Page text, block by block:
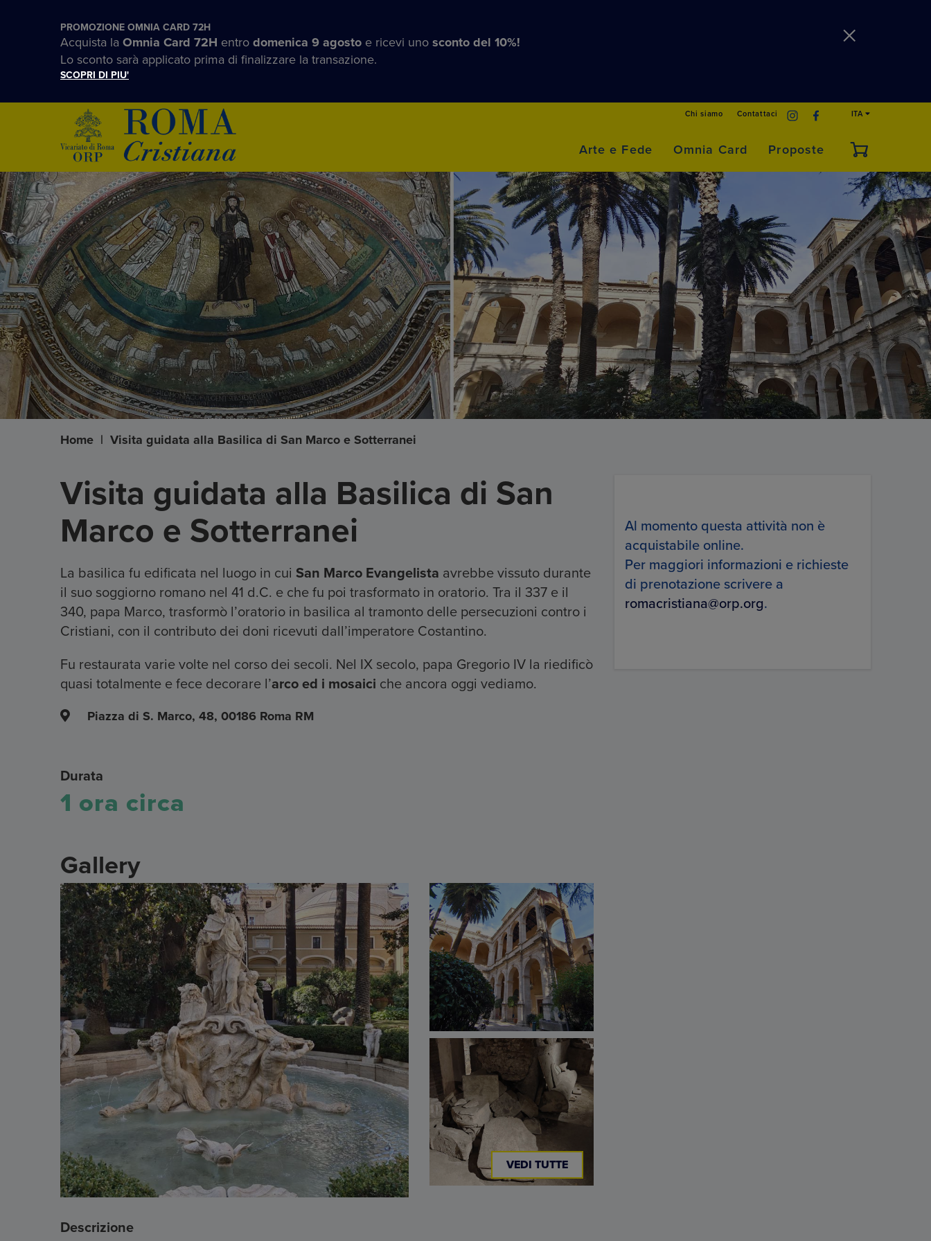
PROMOZIONE OMNIA CARD 72H
Acquista la Omnia Card 72H entro domenica 9 agosto e ricevi uno sconto del 10%!
Lo sconto sarà applicato prima di finalizzare la transazione.
SCOPRI DI PIU'
Chi siamo Contattaci ITA
Arte e Fede Omnia Card Proposte
Home | Visita guidata alla Basilica di San Marco e Sotterranei
Visita guidata alla Basilica di San
Marco e Sotterranei
La basilica fu edificata nel luogo in cui San Marco Evangelista avrebbe vissuto durante
il suo soggiorno romano nel 41 d.C. e che fu poi trasformato in oratorio. Tra il 337 e il
340, papa Marco, trasformò l’oratorio in basilica al tramonto delle persecuzioni contro i
Cristiani, con il contributo dei doni ricevuti dall’imperatore Costantino.
Fu restaurata varie volte nel corso dei secoli. Nel IX secolo, papa Gregorio IV la riedificò
quasi totalmente e fece decorare l’arco ed i mosaici che ancora oggi vediamo.
Piazza di S. Marco, 48, 00186 Roma RM
Durata
1 ora circa
Gallery
VEDI TUTTE
Descrizione
Al momento questa attività non è
acquistabile online.
Per maggiori informazioni e richieste
di prenotazione scrivere a
romacristiana@orp.org.